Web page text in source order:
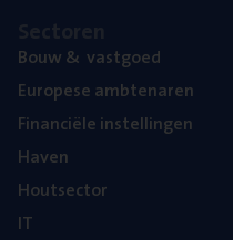
Bouw& vastgoed
Euro­pe­se ambtenaren
Finan­ci­ë­le instellingen
Haven
Hout­sec­tor
IT